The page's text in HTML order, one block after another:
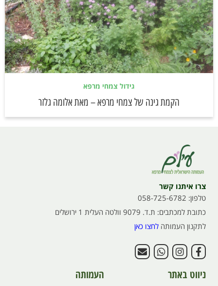
גידול צמחי מרפא
הקמת גינה של צמחי מרפא – מאת אלומה גלזר
צרו איתנו קשר
טלפון: 058-725-6782
כתובת למכתבים: ת.ד. 9079 וולטה העלית 1 ירושלים
לתקנון העמותה לחצו כאן
ניווט באתר העמותה